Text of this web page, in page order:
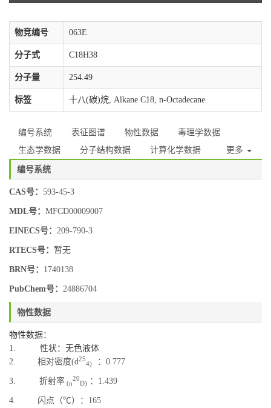
物竞编号 063E
分子式 C18H38
分子量 254.49
标签 十八(碳)烷, Alkane C18, n-Octadecane
编号系统 表征图谱 物性数据
毒理学数据
生态学数据
分子结构数据 计算化学数据 更多
编号系统
CAS号： 593-45-3
MDL号： MFCD00009007
EINECS号： 209-790-3
RTECS号： 暂无
BRN号： 1740138
PubChem号： 24886704
物性数据
物性数据：
1. 性状：无色液体
2. 相对密度(d25
4) ：0.777
3. 折射率 (n
20
D) ：1.439
4. 闪点（℃）：165